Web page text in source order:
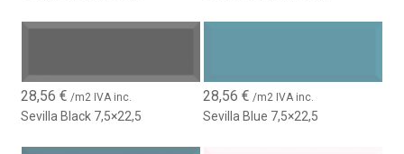
28,56€ /m2 IVA inc.
Sevilla Black 7,5×22,5
28,56 € /m2 IVA inc.
Sevilla Blue 7,5×22,5